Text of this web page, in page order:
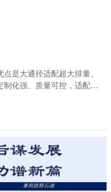
是大通径适配超大排量、
化强、质量可控，适配页